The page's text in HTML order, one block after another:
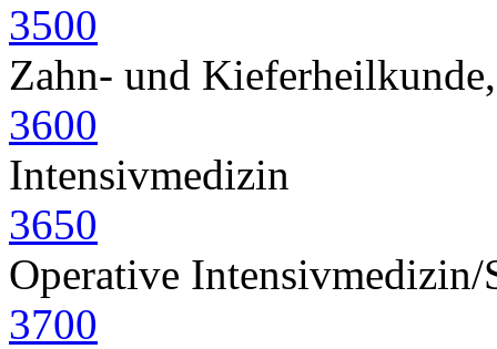
3500
Zahn- und
3600
Intensivmedizin
3650
Operative
3700